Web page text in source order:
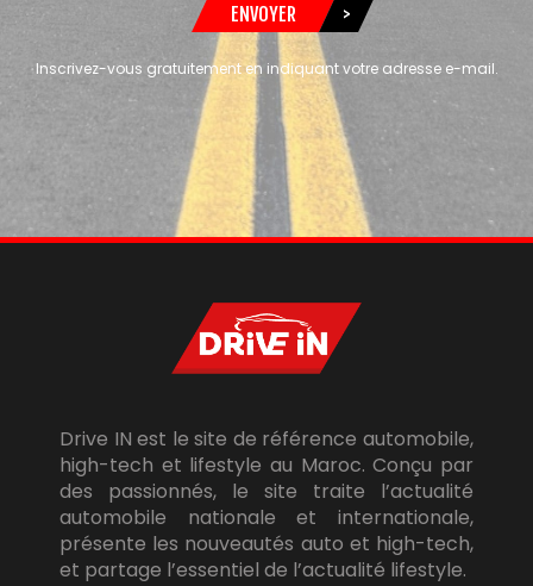
ENVOYER >
Inscrivez-vous gratuitement en indiquant votre adresse e-mail.
Drive IN est le site de référence automobile,
high-tech et lifestyle au Maroc. Conçu par
des passionnés, le site traite l’actualité
automobile nationale et internationale,
présente les nouveautés auto et high-tech,
et partage l’essentiel de l’actualité lifestyle.